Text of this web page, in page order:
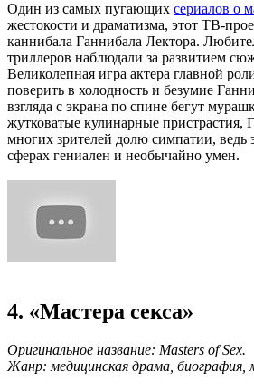
Один из самых пугающих сериалов о
жестокости и драматизма, этот ТВ-
каннибала Ганнибала Лектора.
триллеров наблюдали за развитием
Великолепная игра актера главной
поверить в холодность и безумие
взгляда с экрана по спине бегут
жутковатые кулинарные пристрастия,
многих зрителей долю симпатии, ведь
сферах гениален и необычайно умен.
4. «Мастера секса»
Оригинальное название: Masters of Sex.
Жанр: медицинская драма, биография,